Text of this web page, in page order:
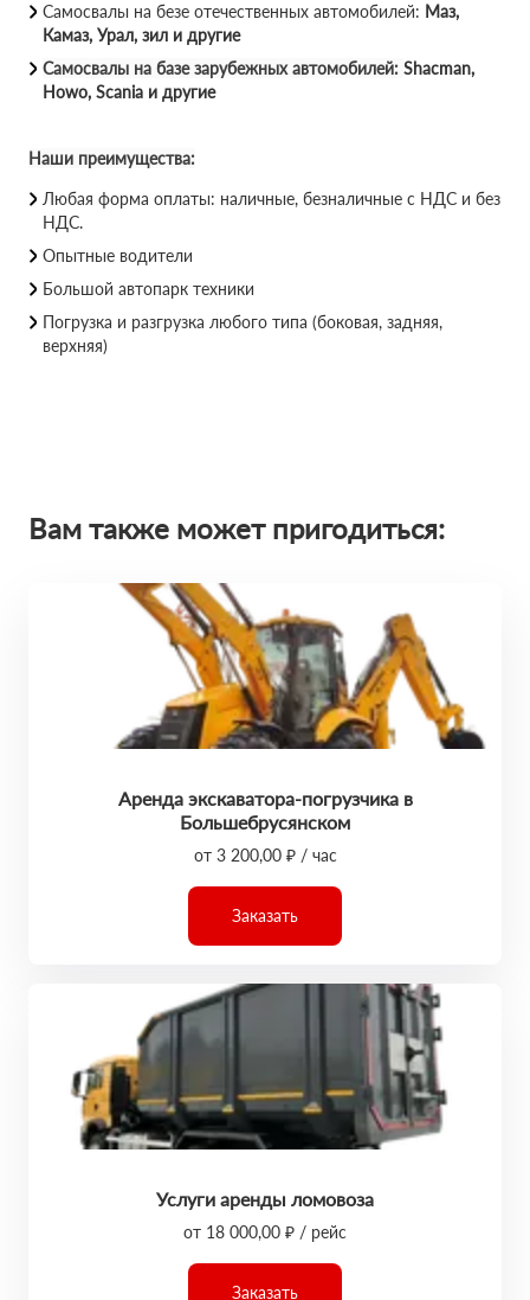
Самосвалы на безе отечественных автомобилей: Маз,
Камаз, Урал, зил и другие
Самосвалы на базе зарубежных автомобилей: Shacman,
Howo, Scania и другие
Наши преимущества:
Любая форма оплаты: наличные, безналичные с НДС и без
НДС.
Опытные водители
Большой автопарк техники
Погрузка и разгрузка любого типа (боковая, задняя,
верхняя)
Вам также может пригодиться:
Аренда экскаватора-погрузчика в
Большебрусянском
от 3 200,00 ₽ / час
Заказать
Услуги аренды ломовоза
от 18 000,00 ₽ / рейс
Заказать